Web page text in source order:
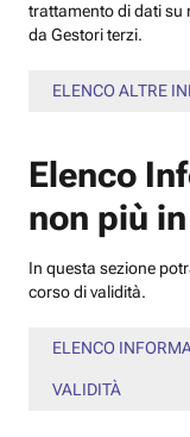
trattamento di dati su
da Gestori terzi.
ELENCO ALTRE
Elenco
non più
In questa sezione
corso di validità.
ELENCO
VALIDITÀ